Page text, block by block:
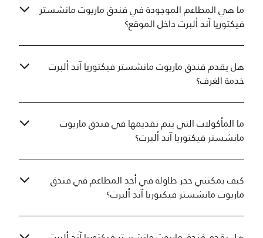
ما هي المطاعم الموجودة في فندق ماريوت مانشستر
فيكتوريا آند ألبرت داخل الموقع؟
هل يقدم فندق ماريوت مانشستر فيكتوريا آند ألبرت
خدمة الغرف؟
ما المأكولات التي يتم تقديمها في فندق ماريوت
مانشستر فيكتوريا آند ألبرت؟
كيف يمكنني حجز طاولة في أحد المطاعم في فندق
ماريوت مانشستر فيكتوريا آند ألبرت؟